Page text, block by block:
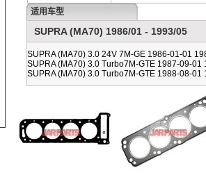
适用车型
SUPRA (MA70) 1986/01 - 1993/05
SUPRA (MA70) 3.0 24V 7M-GE 1986-01-01
SUPRA (MA70) 3.0 Turbo7M-GTE 1987-09-01
SUPRA (MA70) 3.0 Turbo7M-GTE 1988-08-01